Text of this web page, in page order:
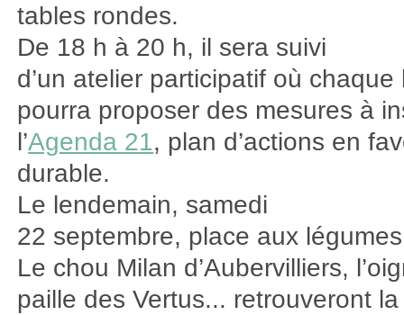
tables rondes.
De 18 h à 20 h, il sera suivi
d’un atelier participatif où chaque
pourra proposer des mesures à
l’Agenda 21, plan d’actions en
durable.
Le lendemain, samedi
22 septembre, place aux
Le chou Milan d’Aubervilliers,
paille des Vertus... retrouveront